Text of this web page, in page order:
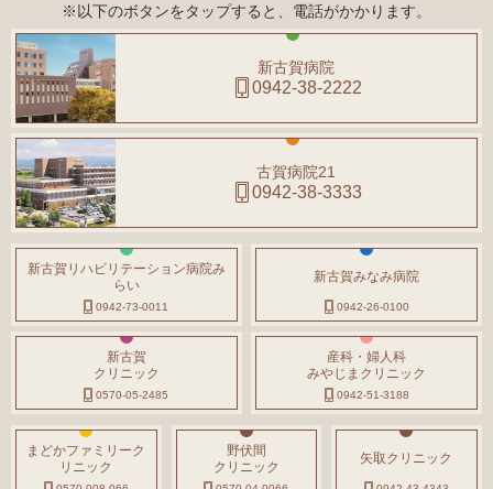
※以下のボタンをタップすると、電話がかかります。
新古賀病院
0942-38-2222
古賀病院21
0942-38-3333
新古賀リハビリテーション病院み
らい
0942-73-0011
新古賀みなみ病院
0942-26-0100
新古賀
クリニック
0570-05-2485
産科・婦人科
みやじまクリニック
0942-51-3188
まどかファミリーク
リニック
野伏間
クリニック
矢取クリニック